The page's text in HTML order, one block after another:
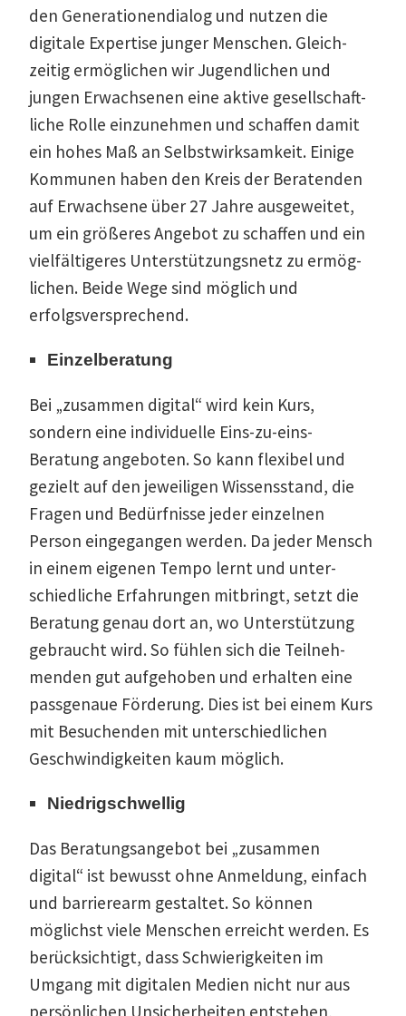
den Genera­tio­nen­dialog und nutzen die
digitale Expertise junger Menschen. Gleich­
zeitig ermög­lichen wir Jugend­lichen und
jungen Erwach­senen eine aktive gesell­schaft­
liche Rolle einzu­nehmen und schaffen damit
ein hohes Maß an Selbst­wirk­samkeit. Einige
Kommunen haben den Kreis der Beratenden
auf Erwachsene über 27 Jahre ausge­weitet,
um ein größeres Angebot zu schaffen und ein
vielfäl­ti­geres Unter­stüt­zungsnetz zu ermög­
lichen. Beide Wege sind möglich und
erfolgsversprechend.
Einzel­be­ratung
Bei „zusammen digital“ wird kein Kurs,
sondern eine indivi­duelle Eins-zu-eins-
Beratung angeboten. So kann flexibel und
gezielt auf den jewei­ligen Wissens­stand, die
Fragen und Bedürf­nisse jeder einzelnen
Person einge­gangen werden. Da jeder Mensch
in einem eigenen Tempo lernt und unter­
schied­liche Erfah­rungen mitbringt, setzt die
Beratung genau dort an, wo Unter­stützung
gebraucht wird. So fühlen sich die Teilneh­
menden gut aufge­hoben und erhalten eine
passgenaue Förderung. Dies ist bei einem Kurs
mit Besuchenden mit unter­schied­lichen
Geschwin­dig­keiten kaum möglich.
Niedrig­schwellig
Das Beratungs­an­gebot bei „zusammen
digital“ ist bewusst ohne Anmeldung, einfach
und barrie­rearm gestaltet. So können
möglichst viele Menschen erreicht werden. Es
berück­sichtigt, dass Schwie­rig­keiten im
Umgang mit digitalen Medien nicht nur aus